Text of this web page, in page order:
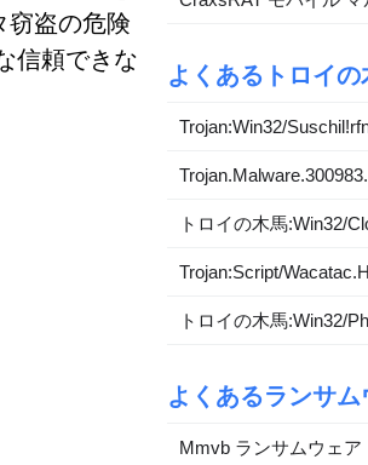
窃盗の危険
信頼できな
よくあるトロイの
Trojan:Win32/
トロイの木馬:Win32/
Trojan:Script/
トロイの木馬:Win32/
よくあるランサム
Mmvb ランサムウェア